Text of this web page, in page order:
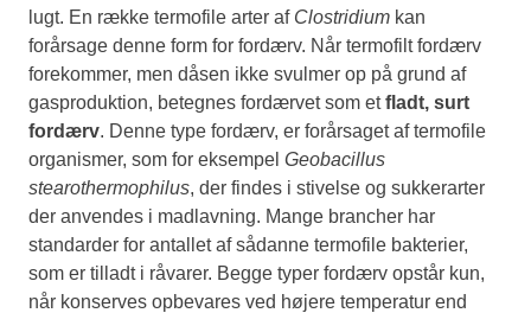
lugt. En række termofile arter af Clostridium kan
forårsage denne form for fordærv. Når termofilt fordærv
forekommer, men dåsen ikke svulmer op på grund af
gasproduktion, betegnes fordærvet som etfladt, surt
fordærv. Denne type fordærv, er forårsaget af termofile
organismer, som for eksempel Geobacillus
stearothermophilus, der findes i stivelse og sukkerarter
der anvendes i madlavning. Mange brancher har
standarder for antallet af sådanne termofile bakterier,
som er tilladt i råvarer. Begge typer fordærv opstår kun,
når konserves opbevares ved højere temperatur end